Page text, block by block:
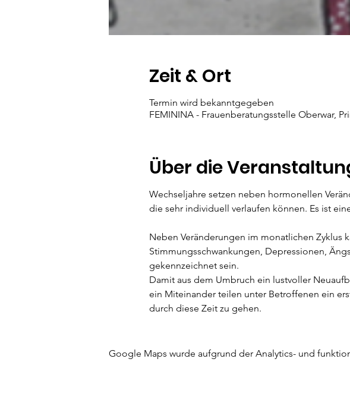
Zeit & Ort
Termin wird bekanntgegeben
FEMININA - Frauenberatungsstelle Oberwar,
Über die
Wechseljahre setzen neben hormonellen
die sehr individuell verlaufen können. Es ist
Neben Veränderungen im monatlichen Zyklus
Stimmungsschwankungen, Depressionen,
gekennzeichnet sein.
Damit aus dem Umbruch ein lustvoller
ein Miteinander teilen unter Betroffenen ein
durch diese Zeit zu gehen.
· Austausch miteinander sowie gemeinsame
Google Maps wurde aufgrund der Analytics- und